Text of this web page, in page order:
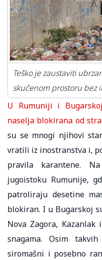
Teško je zaustaviti
skučenom prostoru bez
U Rumuniji i
naselja blokirana od
su se mnogi njihovi
vratili iz inostranstva i,
pravila karantene.
jugoistoku Rumunije,
patroliraju desetine
blokiran. I u Bugarskoj
Nova Zagora,
snagama. Osim
siromašni i posebno